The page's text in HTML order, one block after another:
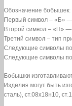
Обозначение бобышек:
Первый символ – «Б» —
Второй символ – «П»
Третий символ – тип
Следующие символы
Следующие символы
Бобышки
Изделия могут быть
сталь), ст.08х18н10,